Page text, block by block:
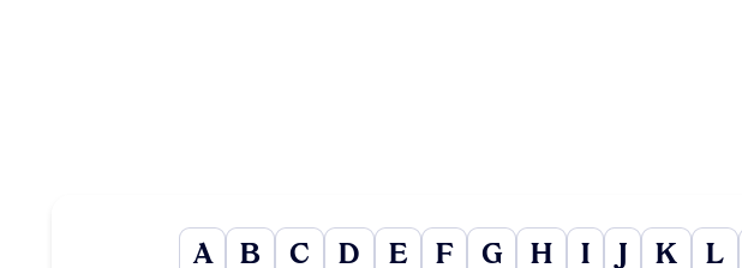
A B C D E F G H I K L